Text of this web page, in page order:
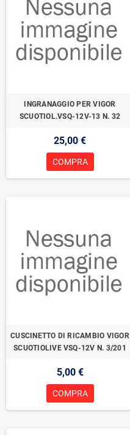
INGRANAGGIO PER VIGOR
SCUOTIOL.VSQ-12V-13 N. 32
25,00 €
COMPRA
CUSCINETTO DI RICAMBIO VIGOR
SCUOTIOLIVE VSQ-12V N. 3/201
5,00 €
COMPRA